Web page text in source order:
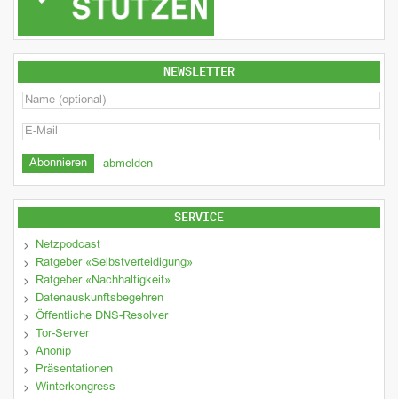
NEWSLETTER
abmelden
SERVICE
Netzpodcast
Ratgeber «Selbstverteidigung»
Ratgeber «Nachhaltigkeit»
Datenauskunftsbegehren
Öffentliche DNS-Resolver
Tor-Server
Anonip
Präsentationen
Winterkongress